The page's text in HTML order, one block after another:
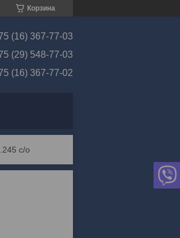
Корзина
(16) 367-77-03
(29) 548-77-03
(16) 367-77-02
с/о